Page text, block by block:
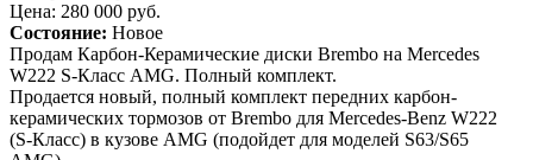
Цена: 280 000 руб.
Состояние: Новое
Продам Карбон-Керамические диски Brembo на Mercedes
W222 S-Класс AMG. Полный комплект.
Продается новый, полный комплект передних карбон-
керамических тормозов от Brembo для Mercedes-Benz W222
(S-Класс) в кузове AMG (подойдет для моделей S63/S65